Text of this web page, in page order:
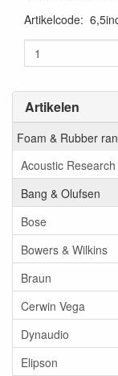
Artikelen
Foam & Rubber
Acoustic Research
Bang & Olufsen
Bose
Bowers & Wilkins
Braun
Cerwin Vega
Dynaudio
Elipson
Artikelcode: